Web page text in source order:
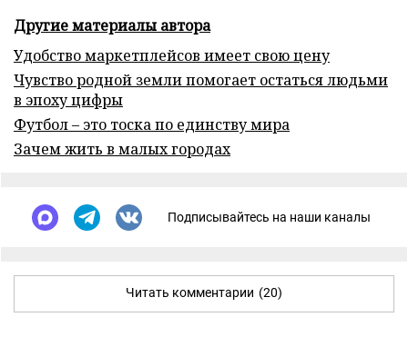
Другие материалы автора
Удобство маркетплейсов имеет свою цену
Чувство родной земли помогает остаться людьми
в эпоху цифры
Футбол – это тоска по единству мира
Зачем жить в малых городах
Подписывайтесь на наши каналы
Читать комментарии (20)